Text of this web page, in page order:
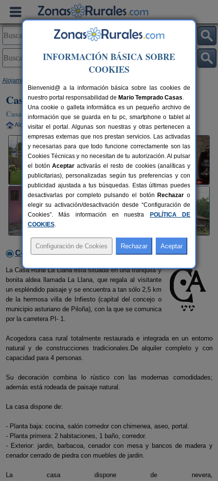
Alojamientos
Casa Rural La Llana
Casa Rural en Infiesto (Asturias)
Alquiler completo 4 plazas 40 km de Oviedo
Contactar con el alojamiento
La Casa Rural La Llana está situada en una tranquila y
bonita aldea llamada La Llana, que regala al visitante
un espléndido paisaje y se encuentra a tan sólo 2,5 km
de la hermosa villa de Infiesto (capital del concejo o
municipio asturiano de Piloña), con la que se comunica
por la carretera PI- 1.
Acogedora casa rural totalmente restaurada e integrada en un entorno
natural y de construcciones tradicionales.De alquiler completo y con
capacidad para 4 personas.
Su decoración combina lo rústico con las modernas comodidades;
además está rodeada de paisaje natural.
La casa dispone de:
- Planta baja: cocina, salón comedor con chimenea, aseo, portal.
- Planta primera: 2 habitaciones, 1 baño, corredor.
- Exterior: jardin, barbacoa, cenador con mesa y bancos de madera y
cenador cerrado de piedra con muebles de jardin.
La casa dispone de nevera,
INFORMACIÓN BÁSICA SOBRE
COOKIES
Bienvenid@ a la información básica sobre las cookies de
nuestro portal responsabilidad de Mario Temprado Casas.
Una cookie o galleta informática es un pequeño archivo de
información que se guarda en tu pc, smartphone o tablet al
visitar el portal. Algunas son nuestras y otras pertenecen a
empresas externas que nos prestan servicios. Las activadas
y necesarias para que todo funcione correctamente son las
Cookies Técnicas y no necesitan de tu autorización. Al pulsar
el botónAceptar activarás el resto de cookies (analíticas y
publicitarias), personalizadas según tus preferencias y con
publicidad ajustada a tus búsquedas. Estas últimas puedes
desactivarlas por completo pulsando el botón Rechazar o
elegir su activación/desactivación desde “Configuración de
Cookies”. Más información en nuestra
POLÍTICA DE
COOKIES.